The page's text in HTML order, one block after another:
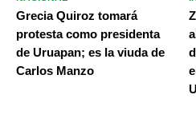
Grecia Quiroz tomará
protesta como presidenta
de Uruapan; es la viuda de
Carlos Manzo